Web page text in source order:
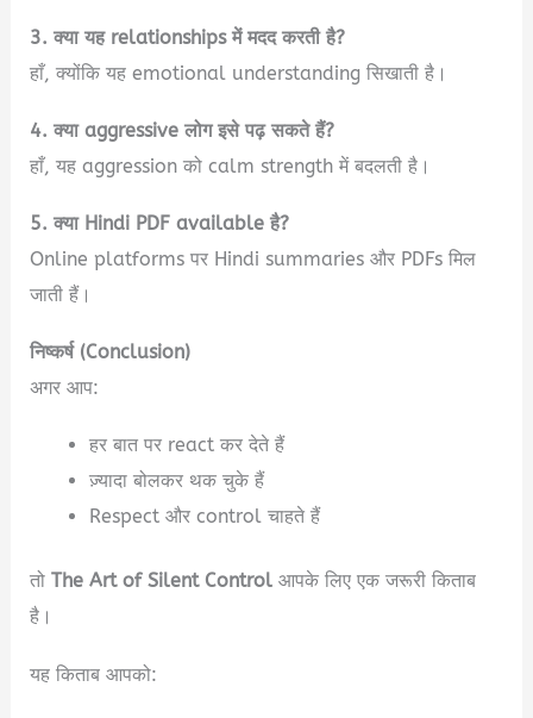
3. क्या यह relationships में मदद करती है?
हाँ, क्योंकि यह emotional understanding सिखाती है।
4. क्या aggressive लोग इसे पढ़ सकते हैं?
हाँ, यह aggression को calm strength में बदलती है।
5. क्या Hindi PDF available है?
Online platforms पर Hindi summaries और PDFs मिल
जाती हैं।
निष्कर्ष (Conclusion)
अगर आप:
हर बात पर react कर देते हैं
ज़्यादा बोलकर थक चुके हैं
Respect और control चाहते हैं
तोThe Art of Silent Control आपके लिए एक जरूरी किताब
है।
यह किताब आपको: